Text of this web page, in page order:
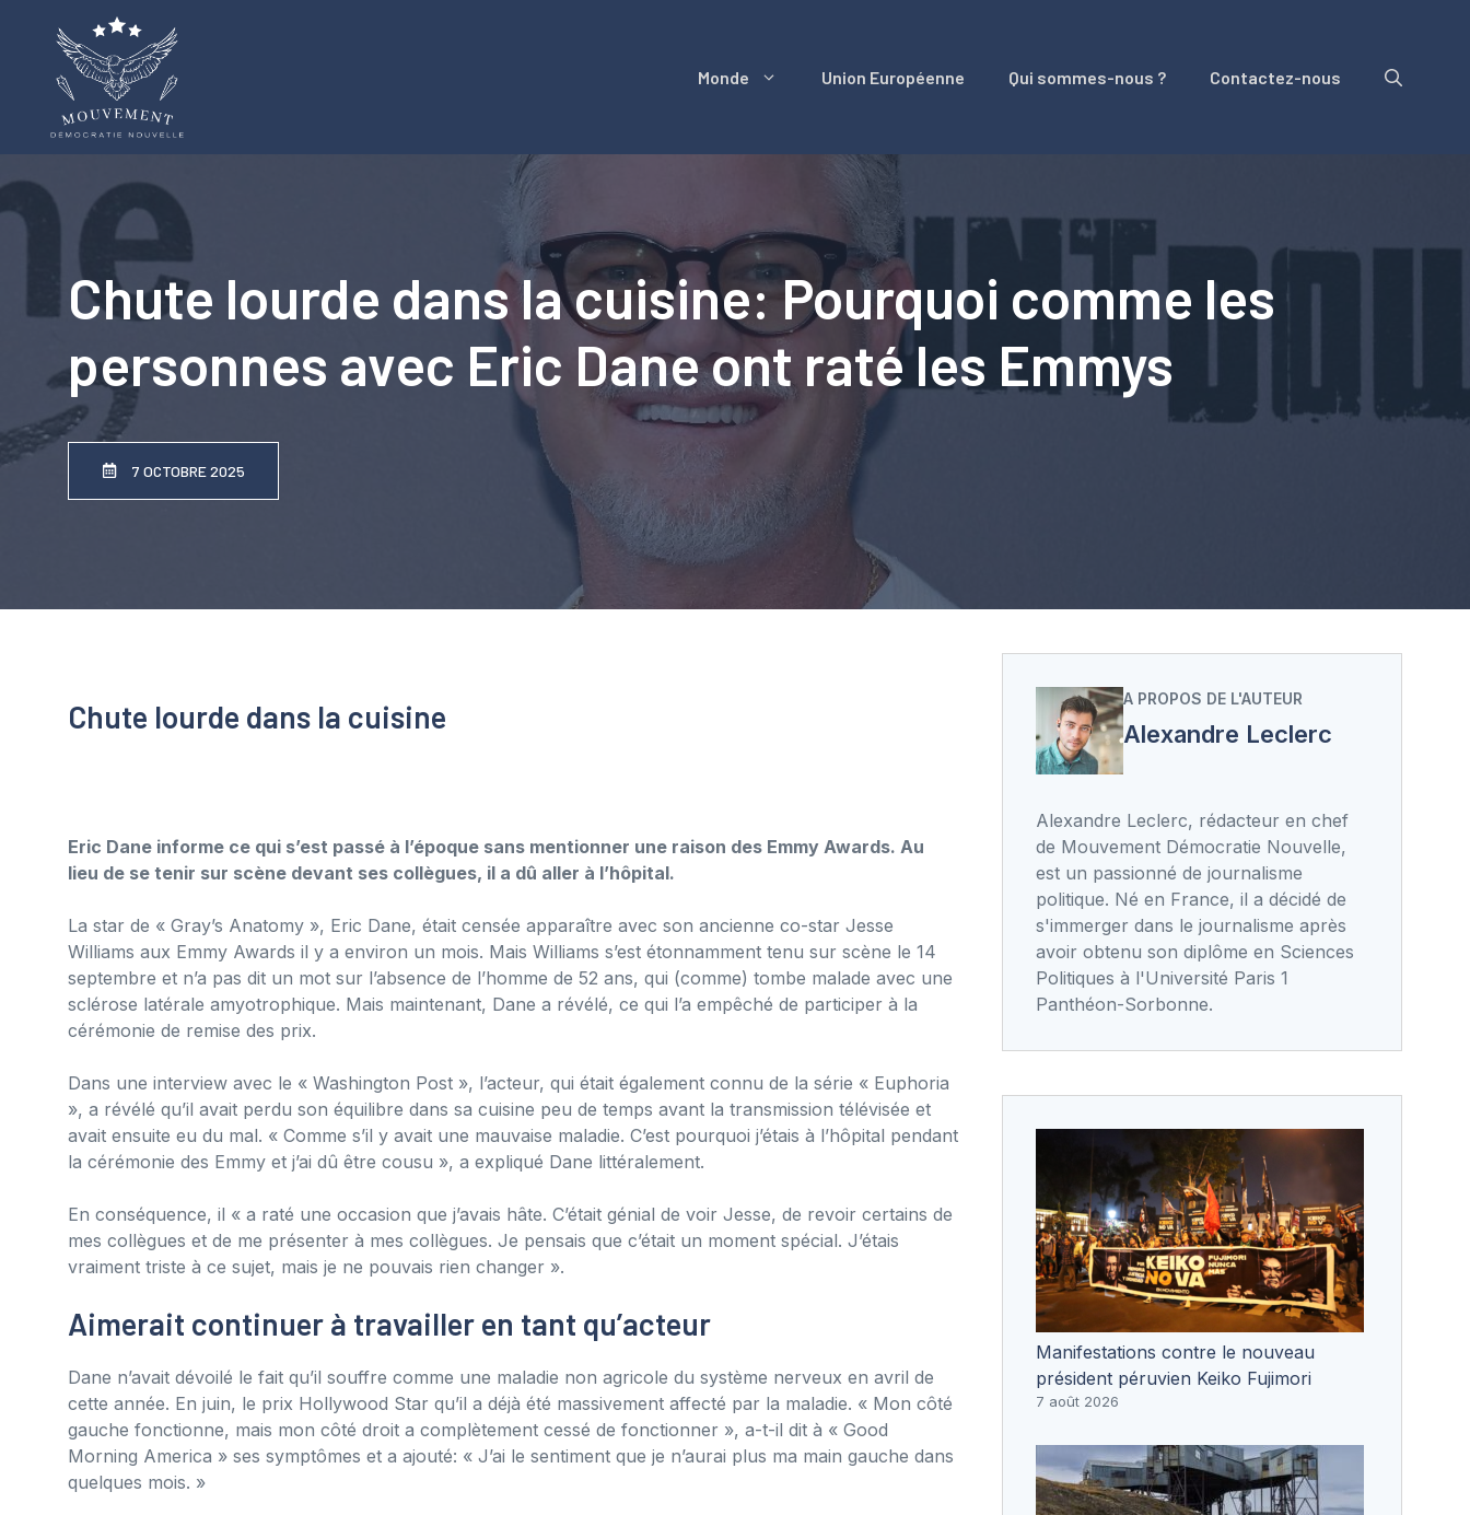
Monde Union Européenne Qui sommes-nous ? Contactez-nous
Chute lourde dans la cuisine: Pourquoi comme les
personnes avec Eric Dane ont raté les Emmys
7 OCTOBRE 2025
Chute lourde dans la cuisine
Eric Dane informe ce qui s’est passé à l’époque sans mentionner une raison des Emmy Awards. Au
lieu de se tenir sur scène devant ses collègues, il a dû aller à l’hôpital.
La star de « Gray’s Anatomy », Eric Dane, était censée apparaître avec son ancienne co-star Jesse
Williams aux Emmy Awards il y a environ un mois. Mais Williams s’est étonnamment tenu sur scène le 14
septembre et n’a pas dit un mot sur l’absence de l’homme de 52 ans, qui (comme) tombe malade avec une
sclérose latérale amyotrophique. Mais maintenant, Dane a révélé, ce qui l’a empêché de participer à la
cérémonie de remise des prix.
Dans une interview avec le « Washington Post », l’acteur, qui était également connu de la série « Euphoria
», a révélé qu’il avait perdu son équilibre dans sa cuisine peu de temps avant la transmission télévisée et
avait ensuite eu du mal. « Comme s’il y avait une mauvaise maladie. C’est pourquoi j’étais à l’hôpital pendant
la cérémonie des Emmy et j’ai dû être cousu », a expliqué Dane littéralement.
En conséquence, il « a raté une occasion que j’avais hâte. C’était génial de voir Jesse, de revoir certains de
mes collègues et de me présenter à mes collègues. Je pensais que c’était un moment spécial. J’étais
vraiment triste à ce sujet, mais je ne pouvais rien changer ».
Aimerait continuer à travailler en tant qu’acteur
Dane n’avait dévoilé le fait qu’il souffre comme une maladie non agricole du système nerveux en avril de
cette année. En juin, le prix Hollywood Star qu’il a déjà été massivement affecté par la maladie. « Mon côté
gauche fonctionne, mais mon côté droit a complètement cessé de fonctionner », a-t-il dit à « Good
Morning America » ​​ses symptômes et a ajouté: « J’ai le sentiment que je n’aurai plus ma main gauche dans
quelques mois. »
A PROPOS DE L'AUTEUR
Alexandre Leclerc
Alexandre Leclerc, rédacteur en chef
de Mouvement Démocratie Nouvelle,
est un passionné de journalisme
politique. Né en France, il a décidé de
s'immerger dans le journalisme après
avoir obtenu son diplôme en Sciences
Politiques à l'Université Paris 1
Panthéon-Sorbonne.
Manifestations contre le nouveau
président péruvien Keiko Fujimori
7 août 2026